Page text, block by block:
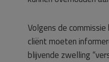
Volgens de
cliënt moeten
blijvende zwelling